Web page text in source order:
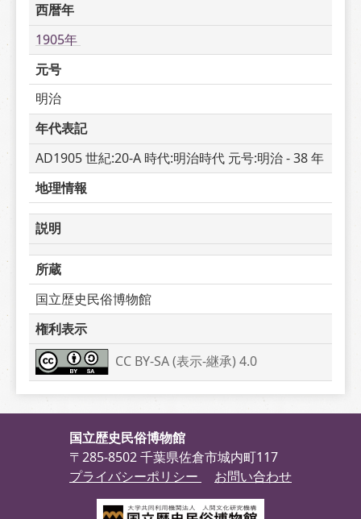
西暦年
1905年
元号
明治
年代表記
AD1905 世紀:20-A 時代:明治時代 元号:明治 - 38 年
地理情報
説明
所蔵
国立歴史民俗博物館
権利表示
CC BY-SA (表示-継承) 4.0
国立歴史民俗博物館
〒285-8502 千葉県佐倉市城内町117
プライバシーポリシー
お問い合わせ